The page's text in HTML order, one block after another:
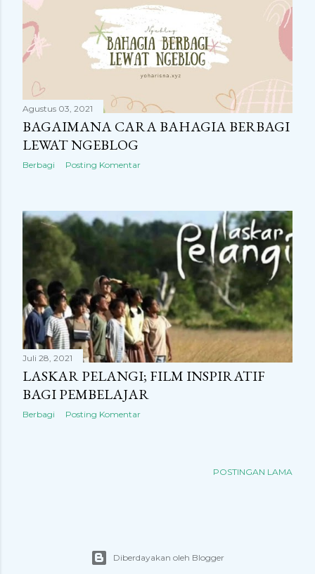
Agustus 03, 2021
BAGAIMANA CARA BAHAGIA BERBAGI
LEWAT NGEBLOG
Berbagi Posting Komentar
Juli 28, 2021
LASKAR PELANGI; FILM INSPIRATIF
BAGI PEMBELAJAR
Berbagi Posting Komentar
POSTINGAN LAMA
Diberdayakan oleh Blogger